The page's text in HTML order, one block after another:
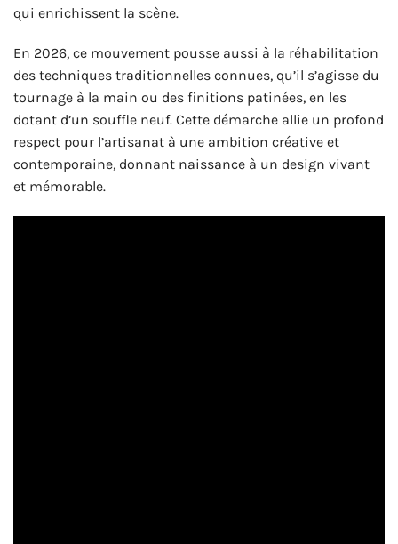
qui enrichissent la scène.
En 2026, ce mouvement pousse aussi à la réhabilitation
des techniques traditionnelles connues, qu’il s’agisse du
tournage à la main ou des finitions patinées, en les
dotant d’un souffle neuf. Cette démarche allie un profond
respect pour l’artisanat à une ambition créative et
contemporaine, donnant naissance à un design vivant
et mémorable.